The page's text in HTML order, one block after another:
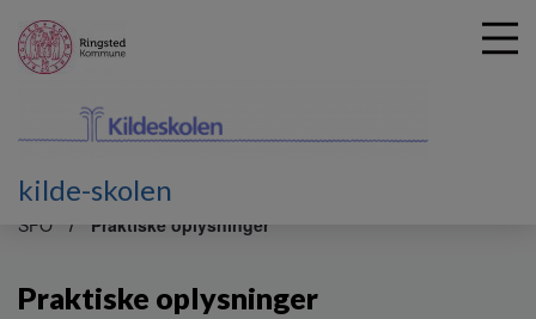
kilde-skolen
SFO Praktiske oplysninger
Praktiske oplysninger